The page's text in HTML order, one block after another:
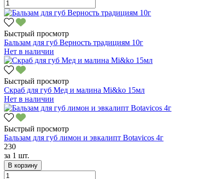
Быстрый просмотр
Бальзам для губ Верность традициям 10г
Нет в наличии
Быстрый просмотр
Скраб для губ Мед и малина Mi&ko 15мл
Нет в наличии
Быстрый просмотр
Бальзам для губ лимон и эвкалипт Botavicos 4г
230
за 1 шт.
В корзину